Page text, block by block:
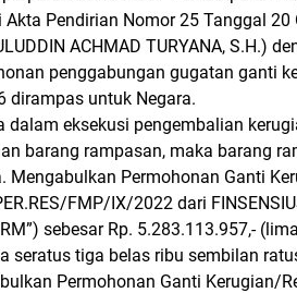
Akta Pendirian Nomor 25 Tanggal
ACHMAD TURYANA, S.H.)
penggabungan gugatan ganti
dirampas untuk Negara.
dalam eksekusi pengembalian
barang rampasan, maka barang
Mengabulkan Permohonan Ganti
FMP/IX/2022 dari
sebesar Rp. 5.283.113.957,-
seratus tiga belas ribu sembilan
Permohonan Ganti Kerugian/